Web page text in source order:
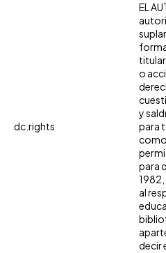
dc.rights
EL
o
y
para
para
1982,
al
decir